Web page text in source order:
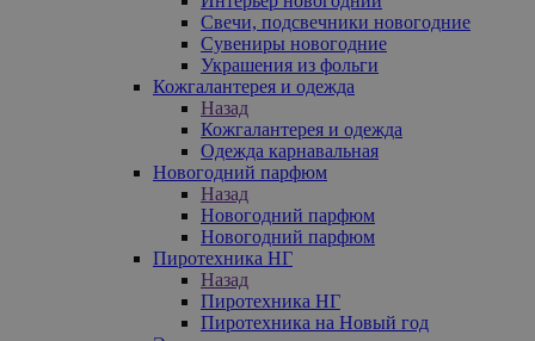
Свечи, подсвечники новогодние
Сувениры новогодние
Украшения из фольги
Кожгалантерея и одежда
Назад
Кожгалантерея и одежда
Одежда карнавальная
Новогодний парфюм
Назад
Новогодний парфюм
Новогодний парфюм
Пиротехника НГ
Назад
Пиротехника НГ
Пиротехника на Новый год